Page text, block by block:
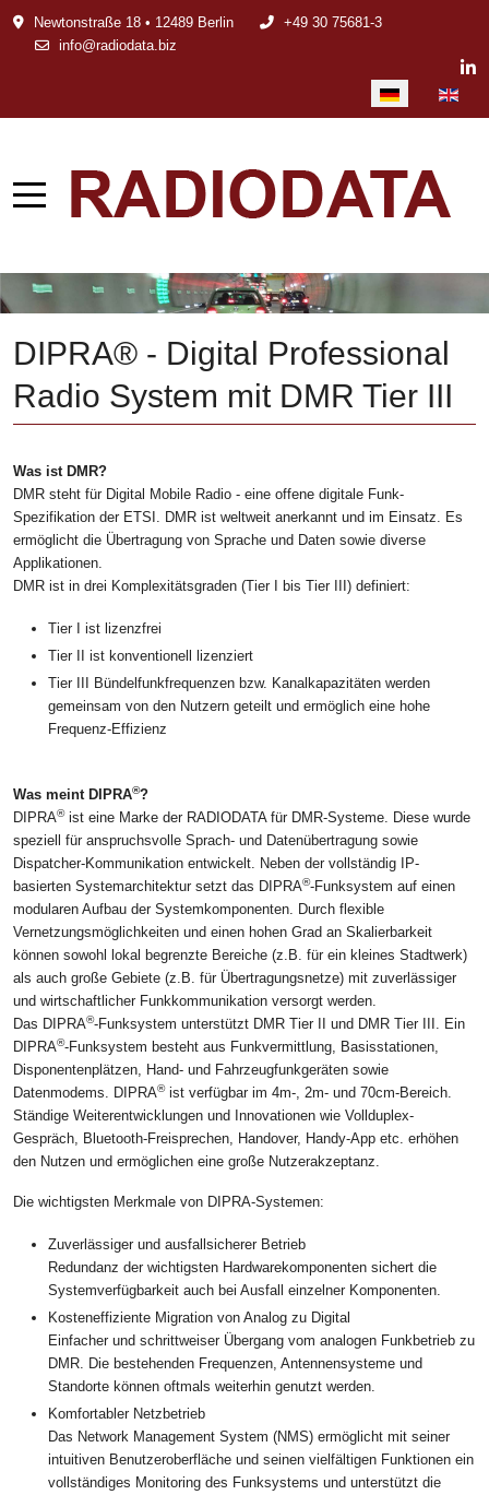
Newtonstraße 18 • 12489 Berlin
+49 30 75681-3
info@radiodata.biz
Sprache auswählen
DIPRA® - Digital Professional
Radio System mit DMR Tier III
Was ist DMR?
DMR steht für Digital Mobile Radio - eine offene digitale Funk-
Spezifikation der ETSI. DMR ist weltweit anerkannt und im Einsatz. Es
ermöglicht die Übertragung von Sprache und Daten sowie diverse
Applikationen.
DMR ist in drei Komplexitätsgraden (Tier I bis Tier III) definiert:
Tier I ist lizenzfrei
Tier II ist konventionell lizenziert
Tier III Bündelfunkfrequenzen bzw. Kanalkapazitäten werden
gemeinsam von den Nutzern geteilt und ermöglich eine hohe
Frequenz-Effizienz
Was meint DIPRA®?
DIPRA®ist eine Marke der RADIODATA für DMR-Systeme. Diese wurde
speziell für anspruchsvolle Sprach- und Datenübertragung sowie
Dispatcher-Kommunikation entwickelt. Neben der vollständig IP-
basierten Systemarchitektur setzt das DIPRA®-Funksystem auf einen
modularen Aufbau der Systemkomponenten. Durch flexible
Vernetzungsmöglichkeiten und einen hohen Grad an Skalierbarkeit
können sowohl lokal begrenzte Bereiche (z.B. für ein kleines Stadtwerk)
als auch große Gebiete (z.B. für Übertragungsnetze) mit zuverlässiger
und wirtschaftlicher Funkkommunikation versorgt werden.
Das DIPRA®-Funksystem unterstützt DMR Tier II und DMR Tier III. Ein
DIPRA®-Funksystem besteht aus Funkvermittlung, Basisstationen,
Disponentenplätzen, Hand- und Fahrzeugfunkgeräten sowie
Datenmodems. DIPRA®ist verfügbar im 4m-, 2m- und 70cm-Bereich.
Ständige Weiterentwicklungen und Innovationen wie Vollduplex-
Gespräch, Bluetooth-Freisprechen, Handover, Handy-App etc. erhöhen
den Nutzen und ermöglichen eine große Nutzerakzeptanz.
Die wichtigsten Merkmale von DIPRA-Systemen:
Zuverlässiger und ausfallsicherer Betrieb
Redundanz der wichtigsten Hardwarekomponenten sichert die
Systemverfügbarkeit auch bei Ausfall einzelner Komponenten.
Kosteneffiziente Migration von Analog zu Digital
Einfacher und schrittweiser Übergang vom analogen Funkbetrieb zu
DMR. Die bestehenden Frequenzen, Antennensysteme und
Standorte können oftmals weiterhin genutzt werden.
Komfortabler Netzbetrieb
Das Network Management System (NMS) ermöglicht mit seiner
intuitiven Benutzeroberfläche und seinen vielfältigen Funktionen ein
vollständiges Monitoring des Funksystems und unterstützt die